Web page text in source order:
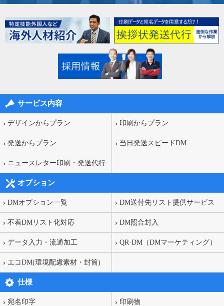
サービス内容
デザインからプラン 印刷からプラン
発送からプラン 当日発送スピードDM
ニュースレター印刷・発送代行
オプション
DMオプション一覧 DM送付先リスト提供サービス
不着DMリスト化対応 DM照合封入
データ入力・流通加工 QR-DM（DMマーケティング）
エコDM(環境配慮素材・封筒)
仕様
宛名印字 印刷物